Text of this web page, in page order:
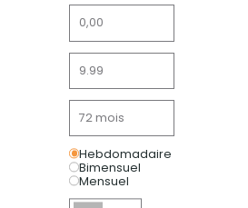
Hebdomadaire
Bimensuel
Mensuel